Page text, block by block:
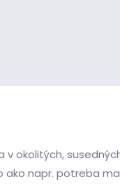
v okolitých,
napr. potreba